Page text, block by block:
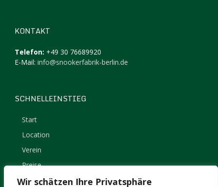
Wir schätzen Ihre Privatsphäre
KONTAKT
Telefon: +49 30 76689920
E-Mail: info@snookerfabrik-berlin.de
SCHNELLEINSTIEG
Start
Location
Verein
Preise
Kontakt